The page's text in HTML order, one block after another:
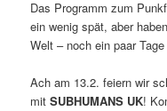
Das Programm zum
ein wenig spät, aber
Welt – noch ein paar
Ach am 13.2. feiern wir
mitSUBHUMANS UK!